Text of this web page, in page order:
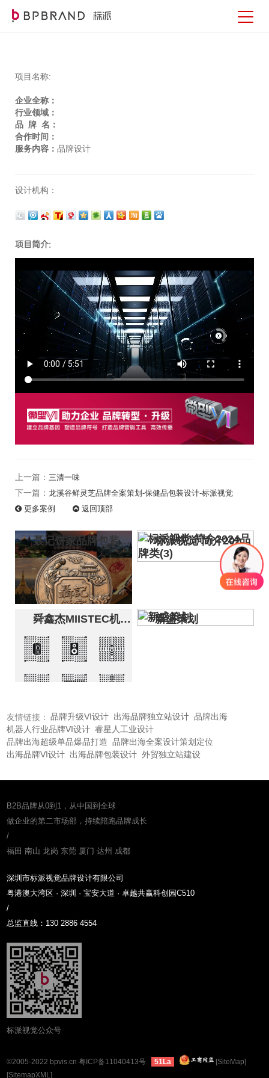
项目名称:
企业全称：
行业领域：
品 牌 名：
合作时间：
服务内容： 品牌设计
设计机构：
项目简介:
上一篇： 三清一味
下一篇： 龙溪谷鲜灵芝品牌全案策划-保健品包装设计-标派视觉
更多案例 返回顶部
聂记饼家品牌包装策划设计-缅甸华人老字号月饼品牌全案-标派视觉
标派视觉为1958年创立的缅
甸华人老字号聂记饼家打造
品牌全案，三代传承匠心与
中缅文化融合的品牌基因视
标派视觉 简介2024品牌类(3)
舜鑫杰MIISTEC机械朋克风品牌VI设计-电脑外设品牌全案-标派视觉
标派视觉为舜鑫杰MIISTEC
案，以锐利几何Y形Logo与
新盛策划
友情链接： 品牌升级VI设计 出海品牌独立站设计 品牌出海
机器人行业品牌VI设计 睿星人工业设计
品牌出海超级单品爆品打造 品牌出海全案设计策划定位
出海品牌VI设计 出海品牌包装设计 外贸独立站建设
B2B品牌从0到1，从中国到全球
做企业的第二市场部，持续陪跑品牌成长
/
福田 南山 龙岗 东莞 厦门 达州 成都
深圳市标派视觉品牌设计有限公司
粤港澳大湾区 · 深圳 · 宝安大道 · 卓越共赢科创园C510
/
总监直线：130 2886 4554
标派视觉公众号
©2005-2022 bpvis.cn 粤ICP备11040413号 51La
[SiteMap]
[SitemapXML]